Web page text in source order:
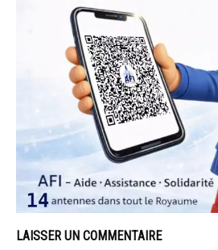
LAISSER UN COMMENTAIRE